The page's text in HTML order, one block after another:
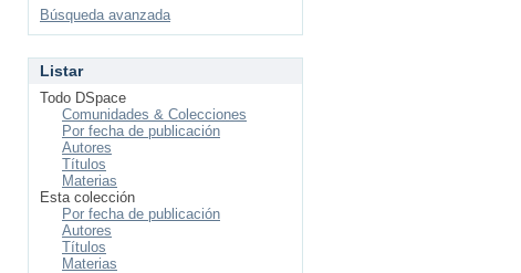
Búsqueda avanzada
Listar
Todo DSpace
Comunidades & Colecciones
Por fecha de publicación
Autores
Títulos
Materias
Esta colección
Por fecha de publicación
Autores
Títulos
Materias